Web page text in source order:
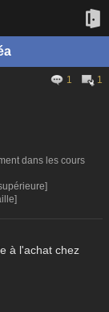
1 1
dans les cours
à l'achat chez